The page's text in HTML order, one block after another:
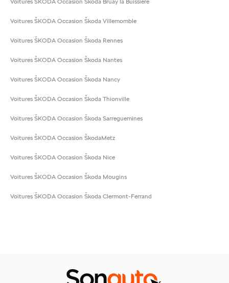
Voitures ŠKODA Occasion Škoda Villemomble
Voitures ŠKODA Occasion Škoda Rennes
Voitures ŠKODA Occasion Škoda Nantes
Voitures ŠKODA Occasion Škoda Nancy
Voitures ŠKODA Occasion Škoda Thionville
Voitures ŠKODA Occasion Škoda Sarreguemines
Voitures ŠKODA Occasion ŠkodaMetz
Voitures ŠKODA Occasion Škoda Nice
Voitures ŠKODA Occasion Škoda Mougins
Voitures ŠKODA Occasion Škoda Clermont-Ferrand